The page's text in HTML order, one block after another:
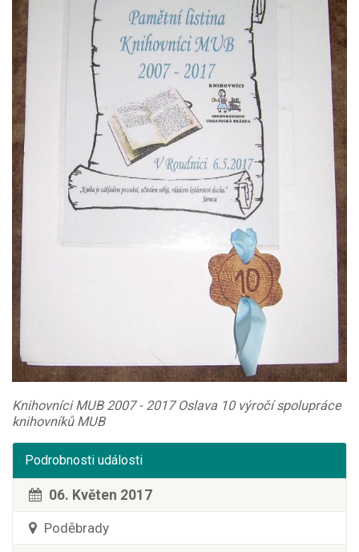
Knihovníci MUB 2007 - 2017 Oslava 10 výročí spolupráce
knihovníků MUB
Podrobnosti události
06. Květen 2017
Poděbrady